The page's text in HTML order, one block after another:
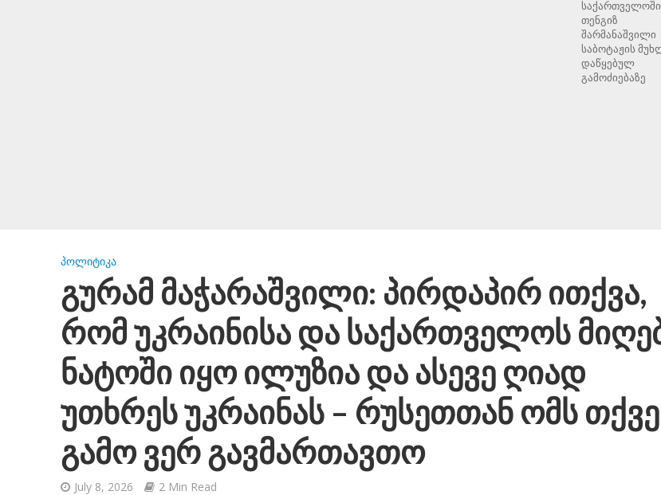
თენგიზ
შარმანაშვილი
საბოტაჟის
დაწყებულ
გამოძიებაზე
ᲞᲝᲚᲘᲢᲘᲙᲐ
გურამ მაჭარაშვილი: პირდაპირ ითქვა,
რომ უკრაინისა და საქართველოს
ნატოში იყო ილუზია და ასევე ღიად
უთხრეს უკრაინას – რუსეთთან ომს
გამო ვერ გავმართავთო
July 8, 2026 2 Min Read